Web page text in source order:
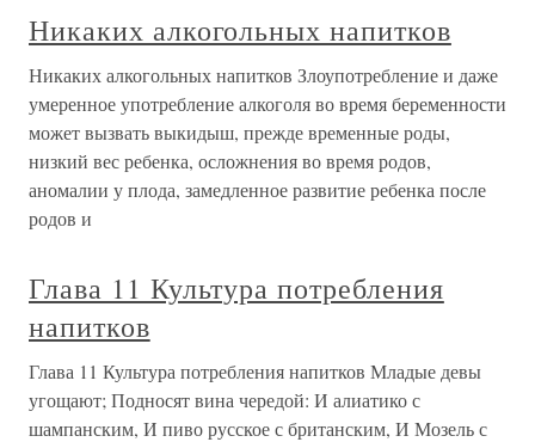
Никаких алкогольных напитков
Никаких алкогольных напитков Злоупотребление и даже
умеренное употребление алкоголя во время беременности
может вызвать выкидыш, прежде временные роды,
низкий вес ребенка, осложнения во время родов,
аномалии у плода, замедленное развитие ребенка после
родов и
Глава 11 Культура потребления
напитков
Глава 11 Культура потребления напитков Младые девы
угощают; Подносят вина чередой: И алиатико с
шампанским, И пиво русское с британским, И Мозель с